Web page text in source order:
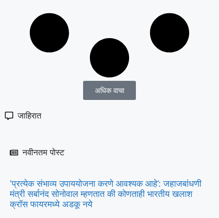
अधिक वाचा
जाहिरात
नवीनतम पोस्ट
‘प्रत्येक संभाव्य उपाययोजना करणे आवश्यक आहे’: जहाजबांधणी
मंत्री सर्बानंद सोनोवाल म्हणतात की कोणताही भारतीय खलाश
क्रॉस फायरमध्ये अडकू नये